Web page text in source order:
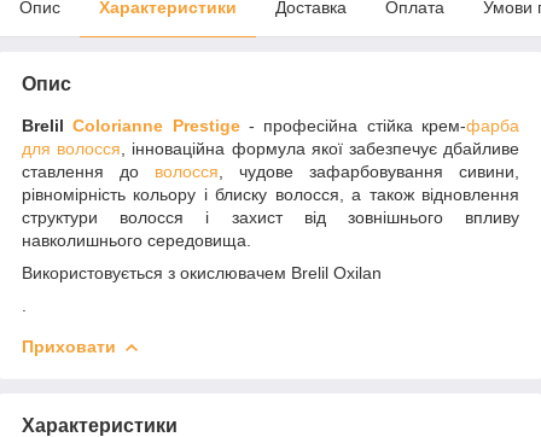
Опис Характеристики Доставка Оплата Умови
Опис
BrelilColorianne Prestige- професійна стійка крем-фарба
для волосся , інноваційна формула якої забезпечує дбайливе
ставлення до волосся , чудове зафарбовування сивини,
рівномірність кольору і блиску волосся, а також відновлення
структури волосся і захист від зовнішнього впливу
навколишнього середовища.
Використовується з окислювачем Brelil Oxilan
Приховати
Характеристики